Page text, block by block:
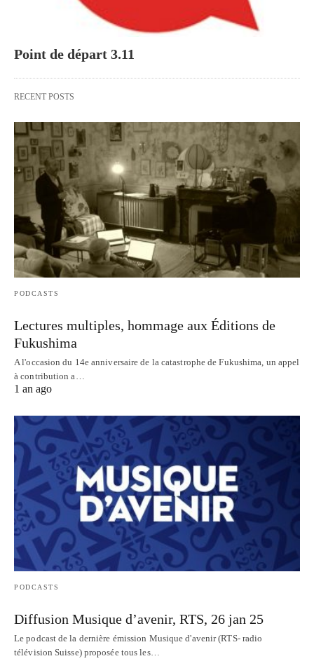
Point de départ 3.11
RECENT POSTS
PODCASTS
Lectures multiples, hommage aux Éditions de
Fukushima
A l'occasion du 14e anniversaire de la catastrophe de Fukushima, un appel
à contribution a…
1 an ago
PODCASTS
Diffusion Musique d’avenir, RTS, 26 jan 25
Le podcast de la dernière émission Musique d'avenir (RTS- radio
télévision Suisse) proposée tous les…